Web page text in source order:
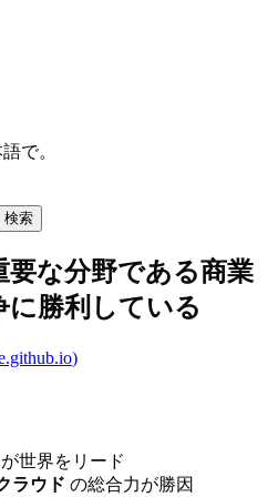
で。
検索
な分野である商業
勝利している
)
世界をリード
ラウド の総合力が勝因